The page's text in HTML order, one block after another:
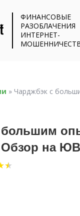
ФИНАНСОВЫЕ
РАЗОБЛАЧЕНИЯ
ИНТЕРНЕТ-
» Чарджбэк с
большим
на
★
★